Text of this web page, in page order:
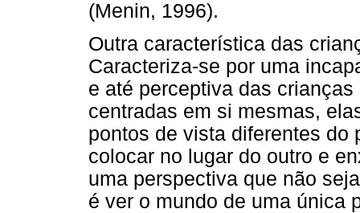
(Menin, 1996).
Outra característica das
Caracteriza-se por uma
e até perceptiva das
centradas em si mesmas,
pontos de vista diferentes do
colocar no lugar do outro e
uma perspectiva que não
é ver o mundo de uma única